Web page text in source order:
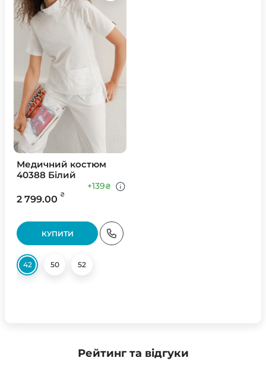
Медичний костюм
40388 Білий
2 799.00 ₴
+139₴
КУПИТИ
42 50 52
Рейтинг та відгуки